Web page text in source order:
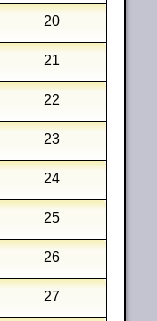
20
21
22
23
24
25
26
27